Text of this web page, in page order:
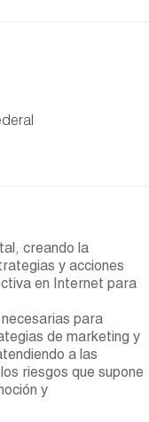
creando la
y acciones
en Internet para
para
de marketing y
a las
riesgos que supone
y